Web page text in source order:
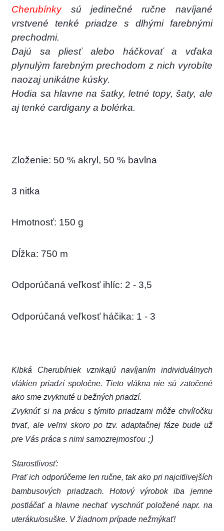
Cherubínkysú jedinečné ručne navíjané
vrstvené tenké priadze s dlhými farebnými
prechodmi.
Dajú sa pliesť alebo háčkovať a vďaka
plynulým farebným prechodom z nich vyrobíte
naozaj unikátne kúsky.
Hodia sa hlavne na šatky, letné topy, šaty, ale
aj tenké cardigany a bolérka.
Zloženie: 50 % akryl, 50 % bavlna
3 nitka
Hmotnosť: 150 g
Dĺžka: 750 m
Odporúčaná veľkosť ihlíc: 2 - 3,5
Odporúčaná veľkosť háčika: 1 - 3
Klbká Cherubíniek vznikajú navíjaním individuálnych
vlákien priadzí spoločne. Tieto vlákna nie sú zatočené
ako sme zvyknuté u bežných priadzí.
Zvyknúť si na prácu s týmito priadzami môže chvíľočku
trvať, ale veľmi skoro po tzv. adaptačnej fáze bude už
pre Vás práca s nimi samozrejmosťou ;)
Starostlivosť:
Prať ich odporúčeme len ručne, tak ako pri najcitlivejších
bambusových priadzach. Hotový výrobok iba jemne
postláčať a hlavne nechať vyschnúť položené napr. na
uteráku/osuške. V žiadnom prípade nežmýkať!